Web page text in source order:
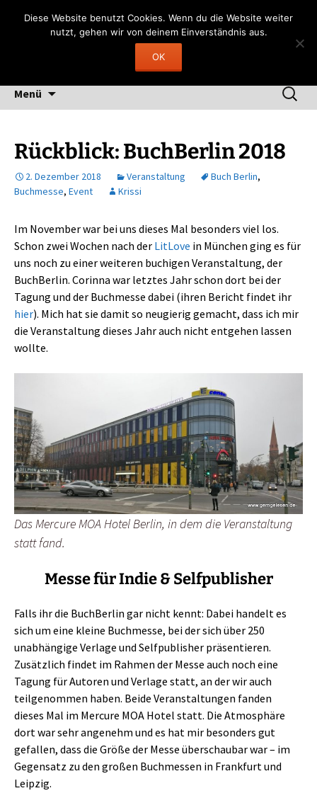
InhaltGerngelesen
"Lesen heißt, durch fremde Hand träumen"
(Fernando Pessoa)
Menü
Suchen
nach:
Rückblick: BuchBerlin 2018
2. Dezember 2018 Veranstaltung Buch Berlin,
Buchmesse, Event Krissi
Im November war bei uns dieses Mal besonders viel los.
Schon zwei Wochen nach der LitLove in München ging es für
uns noch zu einer weiteren buchigen Veranstaltung, der
BuchBerlin. Corinna war letztes Jahr schon dort bei der
Tagung und der Buchmesse dabei (ihren Bericht findet ihr
hier). Mich hat sie damit so neugierig gemacht, dass ich mir
die Veranstaltung dieses Jahr auch nicht entgehen lassen
wollte.
Das Mercure MOA Hotel Berlin, in dem die Veranstaltung
statt fand.
Messe für Indie & Selfpublisher
Falls ihr die BuchBerlin gar nicht kennt: Dabei handelt es
sich um eine kleine Buchmesse, bei der sich über 250
unabhängige Verlage und Selfpublisher präsentieren.
Zusätzlich findet im Rahmen der Messe auch noch eine
Tagung für Autoren und Verlage statt, an der wir auch
teilgenommen haben. Beide Veranstaltungen fanden
dieses Mal im Mercure MOA Hotel statt. Die Atmosphäre
dort war sehr angenehm und es hat mir besonders gut
gefallen, dass die Größe der Messe überschaubar war – im
Gegensatz zu den großen Buchmessen in Frankfurt und
Leipzig.
Diese Website benutzt Cookies. Wenn du die Website weiter
nutzt, gehen wir von deinem Einverständnis aus.
OK